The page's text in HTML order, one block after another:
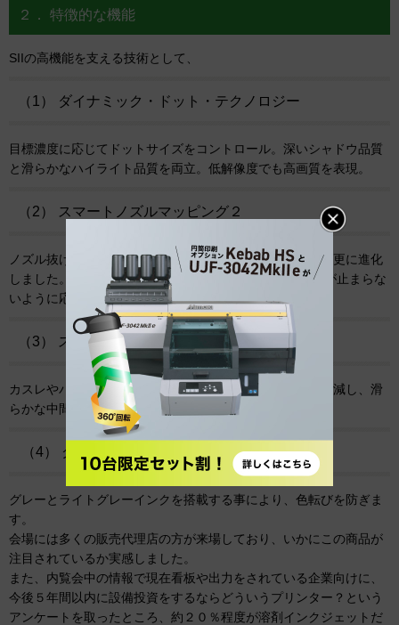
２． 特徴的な機能
SIIの高機能を支える技術として、
（1） ダイナミック・ドット・テクノロジー
目標濃度に応じてドットサイズをコントロール。深いシャドウ品質
と滑らかなハイライト品質を両立。低解像度でも高画質を表現。
（2） スマートノズルマッピング２
ノズル抜けをした際に、別のノズルで代替えをする機能が更に進化
しました。 週末などメーカー対応が出来ない際も、現場が止まらな
いように応急処置で復旧できます。
（3） スマート・パス・テクノロジー４
カスレやバンディング、粒状態を大幅に低減。粒状感を軽減し、滑
らかな中間色 肌質を実現。
（4） グレー＆ライトグレー搭載
グレーとライトグレーインクを搭載する事により、色転びを防ぎま
す。
会場には多くの販売代理店の方が来場しており、いかにこの商品が
注目されているか実感しました。
また、内覧会中の情報で現在看板や出力をされている企業向けに、
今後５年間以内に設備投資をするならどういうプリンター？という
アンケートを取ったところ、約２０％程度が溶剤インクジェットだ